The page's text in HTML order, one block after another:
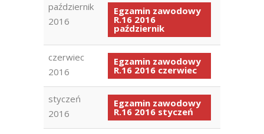
październik
2016
Egzamin zawodowy
R.16 2016
październik
czerwiec
2016
Egzamin zawodowy
R.16 2016 czerwiec
styczeń
2016
Egzamin zawodowy
R.16 2016 styczeń